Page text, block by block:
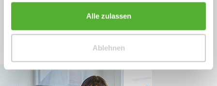
Alle zulassen
Ablehnen
+49 (0)4244 965 34 04
Mo - Do, 09:00 - 16:00 Uhr
und Fr, 09:00 - 13:00 Uhr